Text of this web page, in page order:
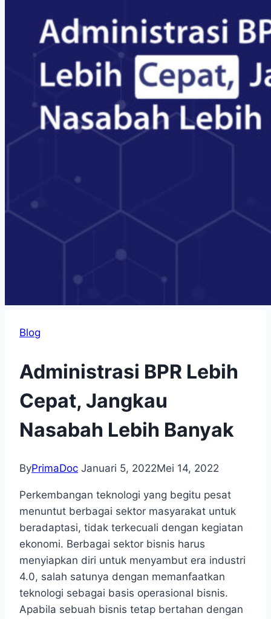
Blog
Administrasi BPR Lebih
Cepat, Jangkau
Nasabah Lebih Banyak
ByPrimaDoc Januari 5, 2022Mei 14, 2022
Perkembangan teknologi yang begitu pesat
menuntut berbagai sektor masyarakat untuk
beradaptasi, tidak terkecuali dengan kegiatan
ekonomi. Berbagai sektor bisnis harus
menyiapkan diri untuk menyambut era industri
4.0, salah satunya dengan memanfaatkan
teknologi sebagai basis operasional bisnis.
Apabila sebuah bisnis tetap bertahan dengan